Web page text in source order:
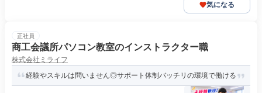
気になる
正社員
商工会議所パソコン教室のインストラクター職
株式会社ミライフ
経験やスキルは問いません◎サポート体制バッチリの環境で働ける